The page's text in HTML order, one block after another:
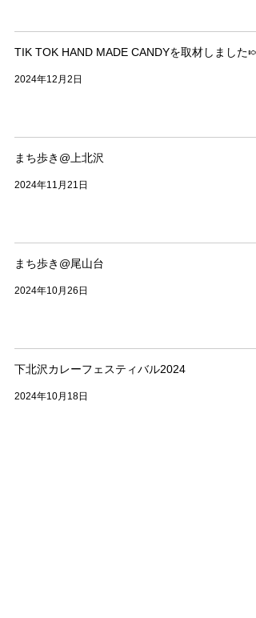
TIK TOK HAND MADE CANDYを取材しました🍬
2024年12月2日
まち歩き@上北沢
2024年11月21日
まち歩き@尾山台
2024年10月26日
下北沢カレーフェスティバル2024
2024年10月18日